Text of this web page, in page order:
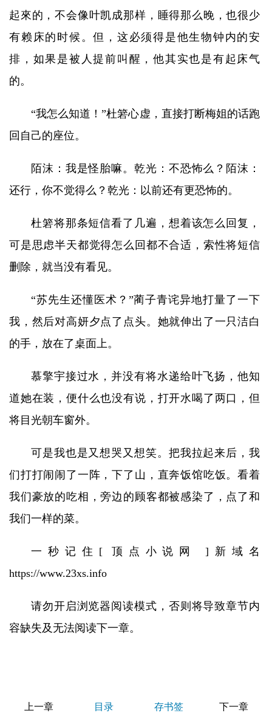
起來的，不会像叶凯成那样，睡得那么晚，也很少
有赖床的时候。但，这必须得是他生物钟内的安
排，如果是被人提前叫醒，他其实也是有起床气
的。
“我怎么知道！”杜箬心虚，直接打断梅姐的话跑
回自己的座位。
陌沫：我是怪胎嘛。乾光：不恐怖么？陌沫：
还行，你不觉得么？乾光：以前还有更恐怖的。
杜箬将那条短信看了几遍，想着该怎么回复，
可是思虑半天都觉得怎么回都不合适，索性将短信
删除，就当没有看见。
“苏先生还懂医术？”蔺子青诧异地打量了一下
我，然后对高妍夕点了点头。她就伸出了一只洁白
的手，放在了桌面上。
慕擎宇接过水，并没有将水递给叶飞扬，他知
道她在装，便什么也没有说，打开水喝了两口，但
将目光朝车窗外。
可是我也是又想哭又想笑。把我拉起来后，我
们打打闹闹了一阵，下了山，直奔饭馆吃饭。看着
我们豪放的吃相，旁边的顾客都被感染了，点了和
我们一样的菜。
一秒记住[ 顶点小说网 ]新域名
https://www.23xs.info
请勿开启浏览器阅读模式，否则将导致章节内
容缺失及无法阅读下一章。
上一章 目录 存书签 下一章